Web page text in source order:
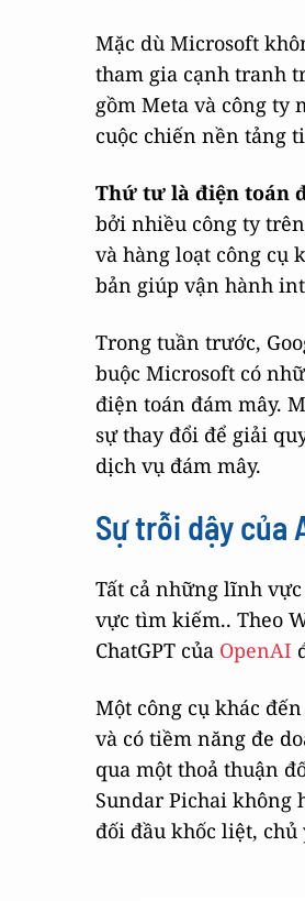
Mặc dù Microsoft
tham gia cạnh tranh
gồm Meta và công ty
cuộc chiến nền tảng
Thứ tư là điện toán
bởi nhiều công ty
và hàng loạt công cụ
bản giúp vận hành
Trong tuần trước,
buộc Microsoft có
điện toán đám mây.
sự thay đổi để giải
dịch vụ đám mây.
Sự trỗi dậy của
Tất cả những lĩnh
vực tìm kiếm.. Theo
ChatGPT của OpenAI
Một công cụ khác
và có tiềm năng đe
qua một thoả thuận
Sundar Pichai không
đối đầu khốc liệt,